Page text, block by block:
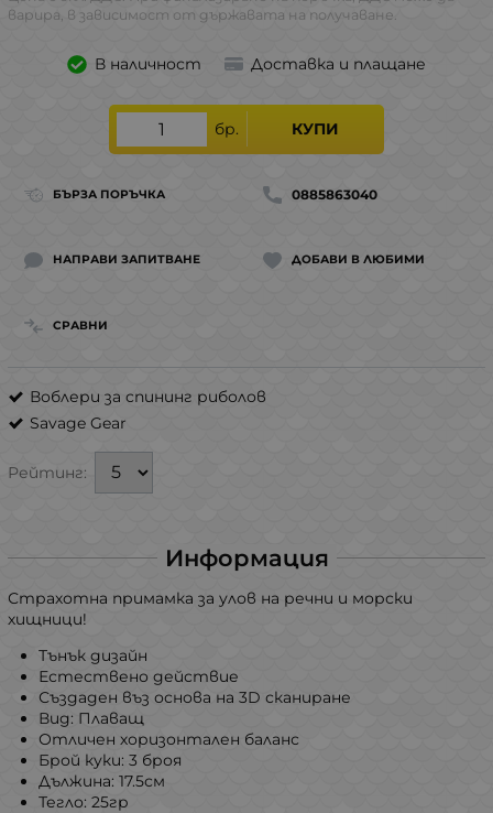
варира, в зависимост от държавата на получаване.
В наличност Доставка и плащане
бр. КУПИ
БЪРЗА ПОРЪЧКА 0885863040
НАПРАВИ ЗАПИТВАНЕ ДОБАВИ В ЛЮБИМИ
СРАВНИ
Воблери за спининг риболов
Savage Gear
Рейтинг:
Информация
Страхотна примамка за улов на речни и морски
хищници!
Тънък дизайн
Естествено действие
Създаден въз основа на 3D сканиране
Вид: Плаващ
Отличен хоризонтален баланс
Брой куки: 3 броя
Дължина: 17.5см
Тегло: 25гр